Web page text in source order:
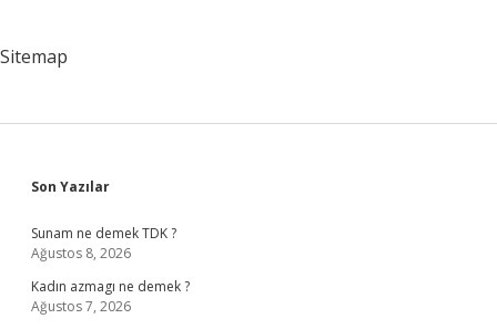
Sitemap
Sidebar
Son Yazılar
Sunam ne demek TDK ?
Ağustos 8, 2026
Kadın azmagı ne demek ?
Ağustos 7, 2026